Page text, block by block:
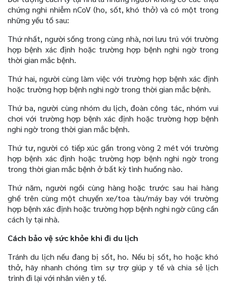
chứng nghi nhiễm nCoV (ho, sốt, khó thở) và có một trong
những yếu tố sau:
Thứ nhất, người sống trong cùng nhà, nơi lưu trú với trường
hợp bệnh xác định hoặc trường hợp bệnh nghi ngờ trong
thời gian mắc bệnh.
Thứ hai, người cùng làm việc với trường hợp bệnh xác định
hoặc trường hợp bệnh nghi ngờ trong thời gian mắc bệnh.
Thứ ba, người cùng nhóm du lịch, đoàn công tác, nhóm vui
chơi với trường hợp bệnh xác định hoặc trường hợp bệnh
nghi ngờ trong thời gian mắc bệnh.
Thứ tư, người có tiếp xúc gần trong vòng 2 mét với trường
hợp bệnh xác định hoặc trường hợp bệnh nghi ngờ trong
trong thời gian mắc bệnh ở bất kỳ tình huống nào.
Thứ năm, người ngồi cùng hàng hoặc trước sau hai hàng
ghế trên cùng một chuyến xe/toa tàu/máy bay với trường
hợp bệnh xác định hoặc trường hợp bệnh nghi ngờ cũng cần
cách ly tại nhà.
Cách bảo vệ sức khỏe khi đi du lịch
Tránh du lịch nếu đang bị sốt, ho. Nếu bị sốt, ho hoặc khó
thở, hãy nhanh chóng tìm sự trợ giúp y tế và chia sẻ lịch
trình đi lại với nhân viên y tế.